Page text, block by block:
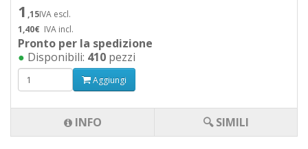
1 ,15IVA escl.
1,40€ IVA incl.
Pronto per la spedizione
● Disponibili: 410 pezzi
Aggiungi
INFO 🔍 SIMILI